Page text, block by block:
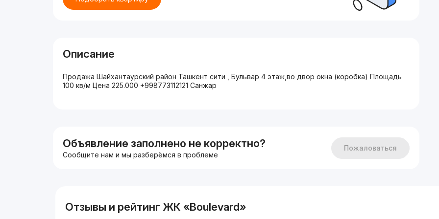
Описание
Продажа Шайхантаурский район Ташкент сити , Бульвар 4 этаж,во двор окна (коробка) Площадь
100 кв/м Цена 225.000 +998773112121 Санжар
Объявление заполнено не корректно?
Сообщите нам и мы разберёмся в проблеме
Пожаловаться
Отзывы и рейтинг ЖК «Boulevard»